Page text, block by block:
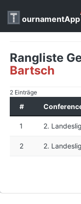
ournamentApp
Rangliste
Bartsch
2 Einträge
#
1 2.
2 2.